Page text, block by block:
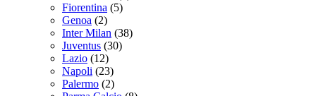
Fiorentina (5)
Genoa (2)
Inter Milan (38)
Juventus (30)
Lazio (12)
Napoli (23)
Palermo (2)